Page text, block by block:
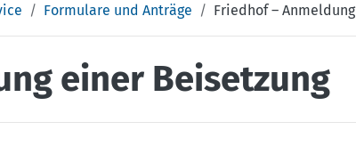
Formulare und Anträge Friedhof –
einer Beisetzung